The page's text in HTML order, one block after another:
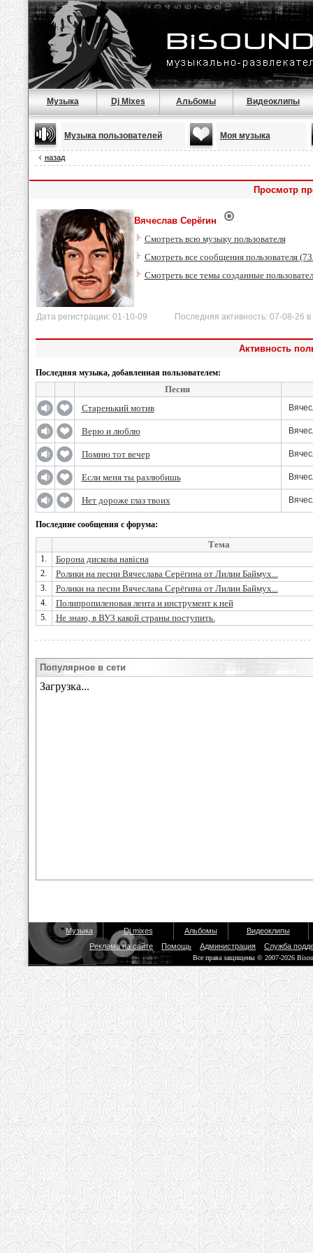
Музыка Dj Mixes Альбомы Видеоклипы
Музыка пользователей Моя музыка
назад
Просмотр
Вячеслав Серёгин
Смотреть всю музыку пользователя
Смотреть все сообщения пользователя
Смотреть все темы созданные
Дата регистрации: 01-10-09 Последняя активность: 07-08-26 в
Активность
Последняя музыка, добавленная пользователем:
Песня
Старенький мотив
Верю и люблю
Помню тот вечер
Если меня ты разлюбишь
Нет дороже глаз твоих
Последние сообщения с форума:
Тема
1. Борона дискова навісна
2. Ролики на песни Вячеслава Серёгина от Лилии Баймух...
3. Ролики на песни Вячеслава Серёгина от Лилии Баймух...
4. Полипропиленовая лента и инструмент к ней
5. Не знаю, в ВУЗ какой страны поступить.
Популярное в сети
Музыка Dj mixes Альбомы
Видеоклипы
Реклама на сайте
Помощь Администрация Служба
Все права защищены © 2007-2026